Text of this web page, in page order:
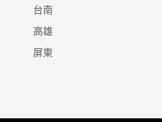
台南
高雄
屏東